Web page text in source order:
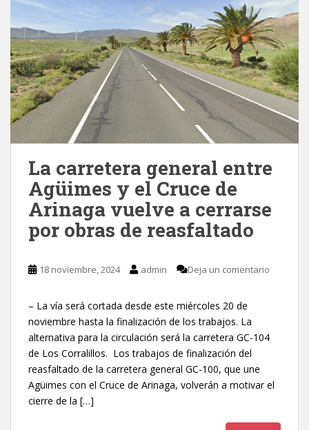
La carretera general entre
Agüimes y el Cruce de
Arinaga vuelve a cerrarse
por obras de reasfaltado
18 noviembre, 2024 admin Deja un comentario
– La vía será cortada desde este miércoles 20 de
noviembre hasta la finalización de los trabajos. La
alternativa para la circulación será la carretera GC-104
de Los Corralillos. Los trabajos de finalización del
reasfaltado de la carretera general GC-100, que une
Agüimes con el Cruce de Arinaga, volverán a motivar el
cierre de la […]